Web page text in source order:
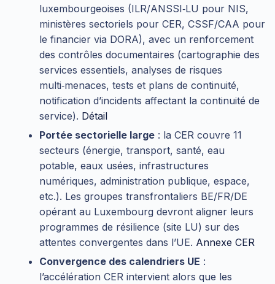
luxembourgeoises (ILR/ANSSI‑LU pour NIS,
ministères sectoriels pour CER, CSSF/CAA pour
le financier via DORA), avec un renforcement
des contrôles documentaires (cartographie des
services essentiels, analyses de risques
multi‑menaces, tests et plans de continuité,
notification d’incidents affectant la continuité de
service). Détail
Portée sectorielle large : la CER couvre 11
secteurs (énergie, transport, santé, eau
potable, eaux usées, infrastructures
numériques, administration publique, espace,
etc.). Les groupes transfrontaliers BE/FR/DE
opérant au Luxembourg devront aligner leurs
programmes de résilience (site LU) sur des
attentes convergentes dans l’UE. Annexe CER
Convergence des calendriers UE :
l’accélération CER intervient alors que les